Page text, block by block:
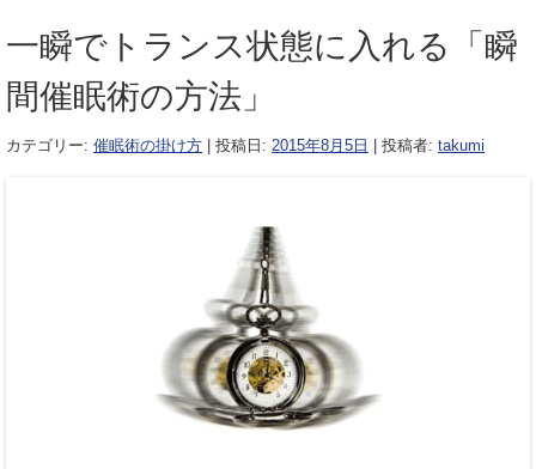
一瞬でトランス状態に入れる「瞬
間催眠術の方法」
カテゴリー: 催眠術の掛け方 | 投稿日: 2015年8月5日 投稿者: takumi